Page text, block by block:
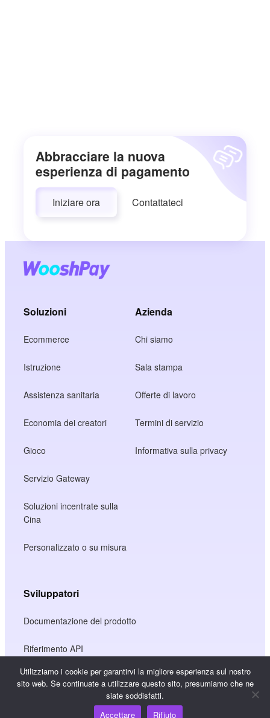
Abbracciare la nuova
esperienza di pagamento
Iniziare ora Contattateci
Soluzioni
Ecommerce
Istruzione
Assistenza sanitaria
Economia dei creatori
Gioco
Servizio Gateway
Soluzioni incentrate sulla
Cina
Personalizzato o su misura
Azienda
Chi siamo
Sala stampa
Offerte di lavoro
Termini di servizio
Informativa sulla privacy
Sviluppatori
Documentazione del prodotto
Riferimento API
Riferimento SDK JS
Utilizziamo i cookie per garantirvi la migliore esperienza sul nostro
sito web. Se continuate a utilizzare questo sito, presumiamo che ne
siate soddisfatti.
Accettare
Rifiuto